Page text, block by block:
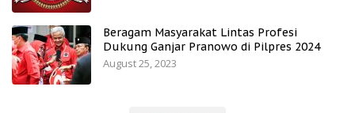
Beragam Masyarakat Lintas Profesi
Dukung Ganjar Pranowo di Pilpres 2024
August 25, 2023